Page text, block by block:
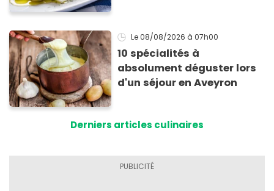
Le 08/08/2026 à 07h00
10 spécialités à
absolument déguster lors
d'un séjour en Aveyron
Derniers articles culinaires